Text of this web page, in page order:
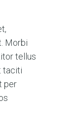
Morbi
tellus
taciti
per